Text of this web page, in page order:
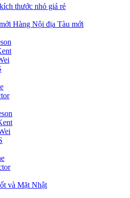
thước nhỏ giá rẻ
Hàng Nội địa Tàu mới
và Mặt Nhật